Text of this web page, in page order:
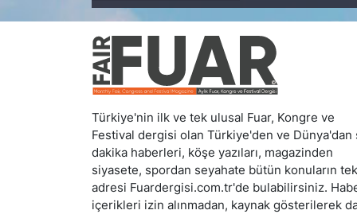
Türkiye'nin ilk ve tek ulusal Fuar, Kongre ve
Festival dergisi olan Türkiye'den ve Dünya'dan
dakika haberleri, köşe yazıları, magazinden
siyasete, spordan seyahate bütün konuların tek
adresi Fuardergisi.com.tr'de bulabilirsiniz.
içerikleri izin alınmadan, kaynak gösterilerek